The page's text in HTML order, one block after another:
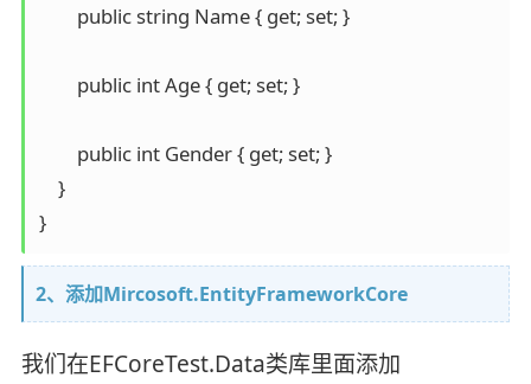
        public string Name { get; set; }
        public int Age { get; set; }
        public int Gender { get; set; }
    }
}
2、添加Mircosoft.EntityFrameworkCore
我们在EFCoreTest.Data类库里面添加